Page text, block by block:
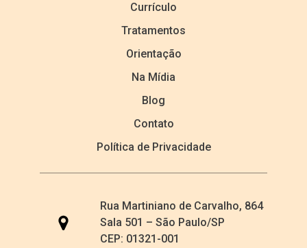
Currículo
Tratamentos
Orientação
Na Mídia
Blog
Contato
Política de Privacidade
Rua Martiniano de Carvalho, 864
Sala 501 – São Paulo/SP
CEP: 01321-001